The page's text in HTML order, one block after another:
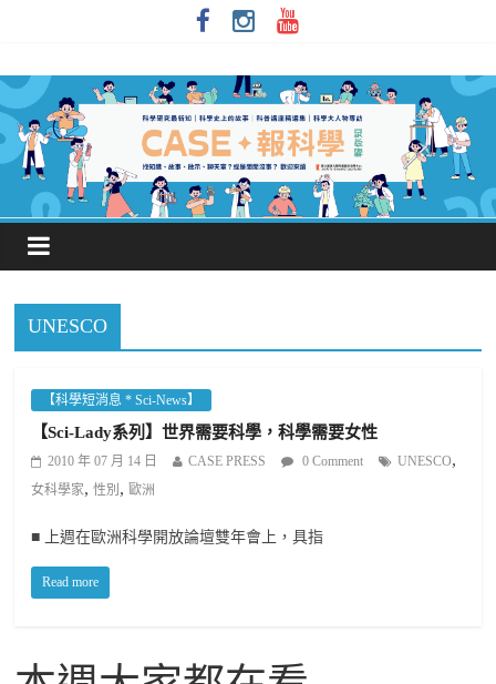
UNESCO
【科學短消息 * Sci-News】
【Sci-Lady系列】世界需要科學，科學需要女性
2010 年 07 月 14 日 CASE PRESS 0 Comment UNESCO,
女科學家,性別 ,歐洲
■ 上週在歐洲科學開放論壇雙年會上，具指
Read more